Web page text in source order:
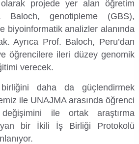
projede yer alan öğretim
genotipleme (GBS),
biyoinformatik analizler alanında
Ayrıca Prof. Baloch, Peru’dan
öğrencilere ileri düzey genomik
verecek.
daha da güçlendirmek
ile UNAJMA arasında öğrenci
ile ortak araştırma
bir İkili İş Birliği Protokolü
ve Araştırma Merkezi
ve Araştırma Merkezi
ve Araştırma Merkezi
ve Uygulama Merkezi